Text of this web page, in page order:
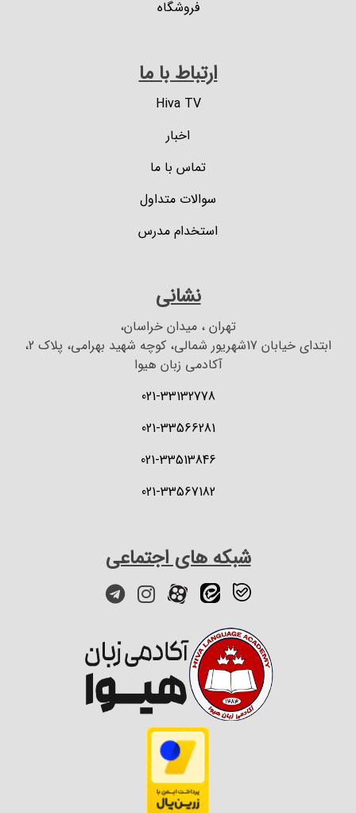
فروشگاه
ارتباط با ما
Hiva TV
اخبار
تماس با ما
سوالات متداول
استخدام مدرس
نشانی
تهران ، میدان خراسان،
ابتدای خیابان 17شهریور شمالی، کوچه شهید بهرامی، پلاک 2،
آکادمی زبان هیوا
021-33132778
021-33566281
021-33513846
021-33567182
شبکه های اجتماعی